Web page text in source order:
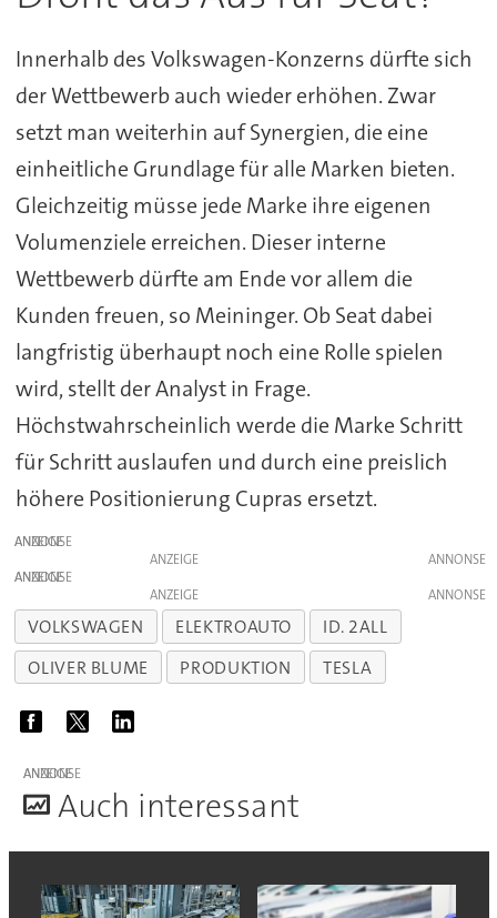
Innerhalb des Volkswagen-Konzerns dürfte sich
der Wettbewerb auch wieder erhöhen. Zwar
setzt man weiterhin auf Synergien, die eine
einheitliche Grundlage für alle Marken bieten.
Gleichzeitig müsse jede Marke ihre eigenen
Volumenziele erreichen. Dieser interne
Wettbewerb dürfte am Ende vor allem die
Kunden freuen, so Meininger. Ob Seat dabei
langfristig überhaupt noch eine Rolle spielen
wird, stellt der Analyst in Frage.
Höchstwahrscheinlich werde die Marke Schritt
für Schritt auslaufen und durch eine preislich
höhere Positionierung Cupras ersetzt.
ANZEIGE
ANZEIGE
ANZEIGE
ANZEIGE
VOLKSWAGEN ELEKTROAUTO
ID. 2ALL
OLIVER BLUME
PRODUKTION TESLA
ANZEIGE
Auch interessant